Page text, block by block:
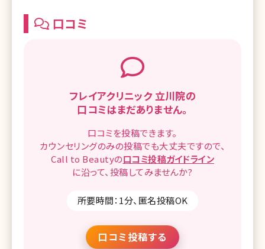
口コミ
フレイアクリニック 立川院の
口コミはまだありません。
口コミを投稿できます。
カウンセリングのみの投稿でも大丈夫ですので、
Call to Beautyの口コミ投稿ガイドライン
に沿って、 投稿してみませんか?
所要時間：1分、匿名投稿OK
口コミ投稿する